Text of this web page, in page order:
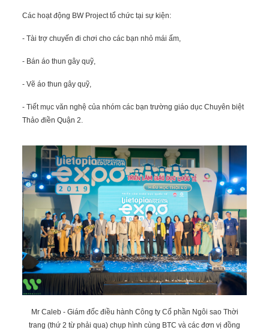
Các hoạt động BW Project tổ chức tại sự kiện:
- Tài trợ chuyến đi chơi cho các bạn nhỏ mái ấm,
- Bán áo thun gây quỹ,
- Vẽ áo thun gây quỹ,
- Tiết mục văn nghệ của nhóm các bạn trường giáo dục Chuyên biệt
Thảo điền Quận 2.
Mr Caleb - Giám đốc điều hành Công ty Cổ phần Ngôi sao Thời
trang (thứ 2 từ phải qua) chụp hình cùng BTC và các đơn vị đồng